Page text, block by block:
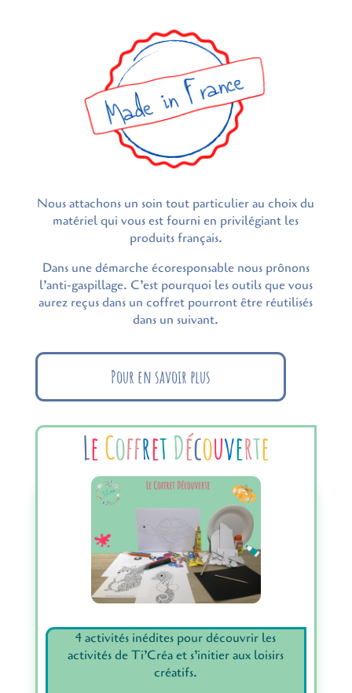
Nous attachons un soin tout particulier au choix du
matériel qui vous est fourni en privilégiant les
produits français.
Dans une démarche écoresponsable nous prônons
l’anti-gaspillage. C’est pourquoi les outils que vous
aurez reçus dans un coffret pourront être réutilisés
dans un suivant.
Pour en savoir plus
LeCofretDécouverte
4 activités inédites pour découvrir les
activités de Ti’Créa et s’initier aux loisirs
créatifs.